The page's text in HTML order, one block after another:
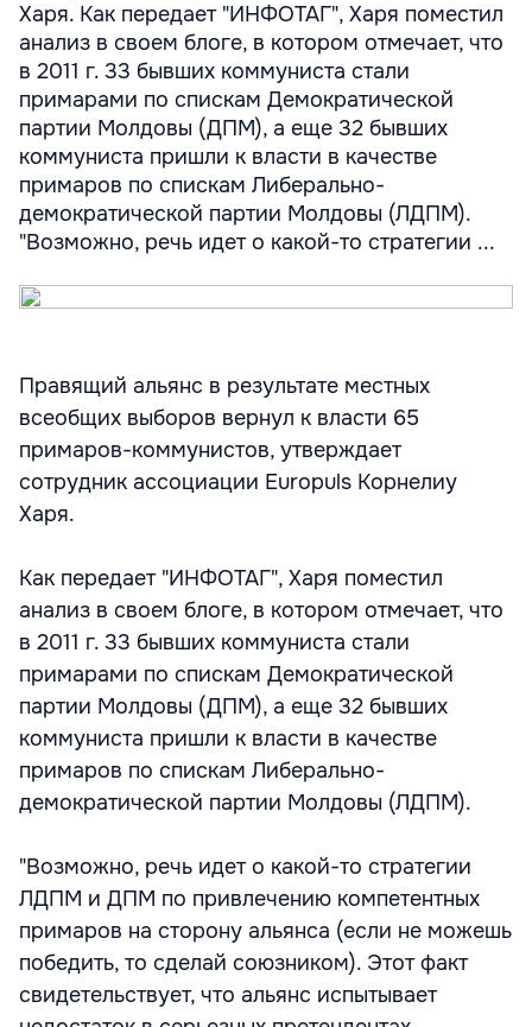
Харя. Как передает "ИНФОТАГ", Харя поместил
анализ в своем блоге, в котором отмечает, что
в 2011 г. 33 бывших коммуниста стали
примарами по спискам Демократической
партии Молдовы (ДПМ), а еще 32 бывших
коммуниста пришли к власти в качестве
примаров по спискам Либерально-
демократической партии Молдовы (ЛДПМ).
"Возможно, речь идет о какой-то стратегии ...
Правящий альянс в результате местных
всеобщих выборов вернул к власти 65
примаров-коммунистов, утверждает
сотрудник ассоциации Europuls Корнелиу
Харя.
Как передает "ИНФОТАГ", Харя поместил
анализ в своем блоге, в котором отмечает, что
в 2011 г. 33 бывших коммуниста стали
примарами по спискам Демократической
партии Молдовы (ДПМ), а еще 32 бывших
коммуниста пришли к власти в качестве
примаров по спискам Либерально-
демократической партии Молдовы (ЛДПМ).
"Возможно, речь идет о какой-то стратегии
ЛДПМ и ДПМ по привлечению компетентных
примаров на сторону альянса (если не можешь
победить, то сделай союзником). Этот факт
свидетельствует, что альянс испытывает